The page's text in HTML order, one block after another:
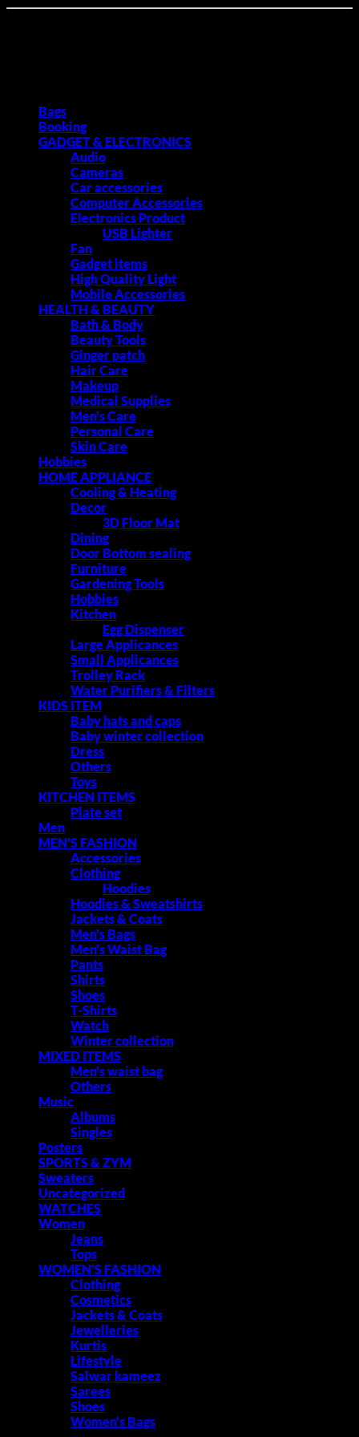
Bags
Booking
GADGET & ELECTRONICS
Audio
Cameras
Car accessories
Computer Accessories
Electronics Product
USB Lighter
Fan
Gadget items
High Quality Light
Mobile Accessories
HEALTH & BEAUTY
Bath & Body
Beauty Tools
Ginger patch
Hair Care
Makeup
Medical Supplies
Men's Care
Personal Care
Skin Care
Hobbies
HOME APPLIANCE
Cooling & Heating
Decor
3D Floor Mat
Dining
Door Bottom sealing
Furniture
Gardening Tools
Hobbies
Kitchen
Egg Dispenser
Large Applicances
Small Applicances
Trolley Rack
Water Purifiers & Filters
KIDS ITEM
Baby hats and caps
Baby winter collection
Dress
Others
Toys
KITCHEN ITEMS
Plate set
Men
MEN'S FASHION
Accessories
Clothing
Hoodies
Hoodies & Sweatshirts
Jackets & Coats
Men's Bags
Men's Waist Bag
Pants
Shirts
Shoes
T-Shirts
Watch
Winter collection
MIXED ITEMS
Men's waist bag
Others
Music
Albums
Singles
Posters
SPORTS & ZYM
Sweaters
Uncategorized
WATCHES
Women
Jeans
Tops
WOMEN'S FASHION
Clothing
Cosmetics
Jackets & Coats
Jewelleries
Kurtis
Lifestyle
Salwar kameez
Sarees
Shoes
Women's Bags